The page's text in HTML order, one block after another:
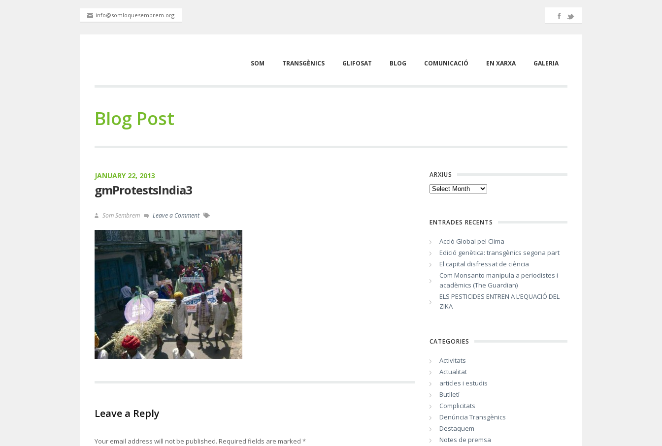
info@somloquesembrem.org
SOM TRANSGÈNICS GLIFOSAT BLOG COMUNICACIÓ EN XARXA GALERIA
Blog Post
JANUARY 22, 2013
gmProtestsIndia3
Som Sembrem Leave a Comment
Leave a Reply
Your email address will not be published. Required fields are marked *
ARXIUS
Arxius
ENTRADES RECENTS
Acció Global pel Clima
Edició genètica: transgènics segona part
El capital disfressat de ciència
Com Monsanto manipula a periodistes i
acadèmics (The Guardian)
ELS PESTICIDES ENTREN A L’EQUACIÓ DEL
ZIKA
CATEGORIES
Activitats
Actualitat
articles i estudis
Butlletí
Complicitats
Denúncia Transgènics
Destaquem
Notes de premsa